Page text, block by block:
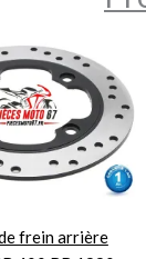
frein arrière